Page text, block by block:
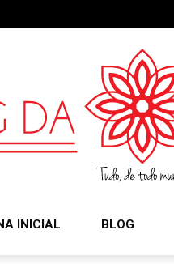
INICIAL BLOG